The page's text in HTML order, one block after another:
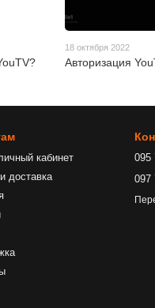
18 октября 2022
Авторизация
кабинет
доставка
095
097